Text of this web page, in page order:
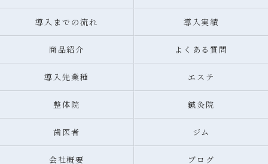
導入までの流れ 導入実績
商品紹介 よくある質問
導入先業種 エステ
整体院 鍼灸院
歯医者 ジム
会社概要 ブログ